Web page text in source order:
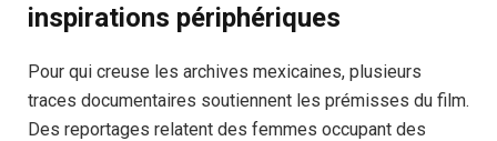
inspirations périphériques
Pour qui creuse les archives mexicaines, plusieurs
traces documentaires soutiennent les prémisses du film.
Des reportages relatent des femmes occupant des